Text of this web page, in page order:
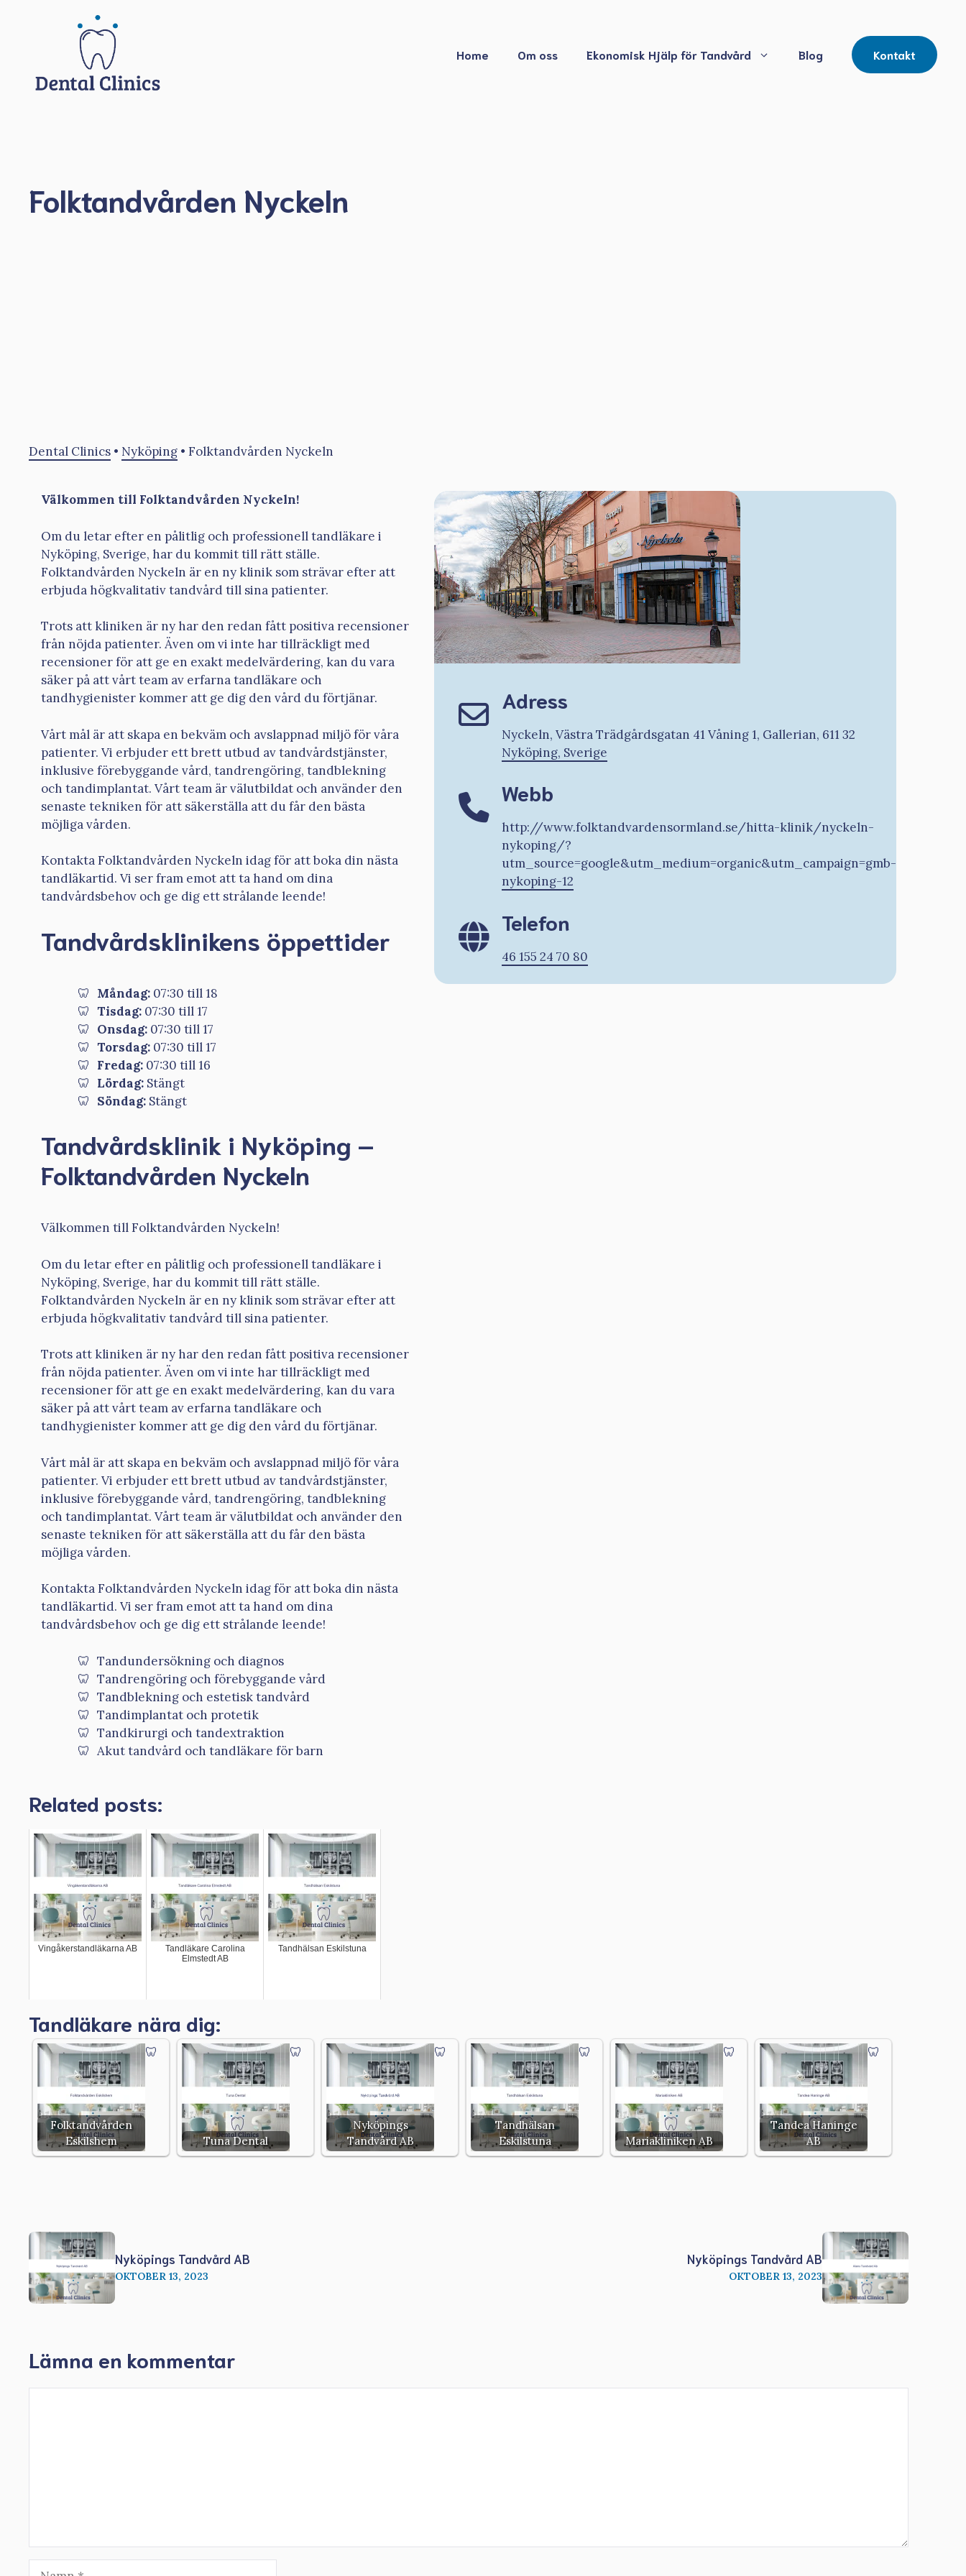
Home Om oss Ekonomisk Hjälp för Tandvård Blog Kontakt
Folktandvården Nyckeln
Dental Clinics • Nyköping • Folktandvården Nyckeln
Välkommen till Folktandvården Nyckeln!
Om du letar efter en pålitlig och professionell tandläkare i
Nyköping, Sverige, har du kommit till rätt ställe.
Folktandvården Nyckeln är en ny klinik som strävar efter att
erbjuda högkvalitativ tandvård till sina patienter.
Trots att kliniken är ny har den redan fått positiva recensioner
från nöjda patienter. Även om vi inte har tillräckligt med
recensioner för att ge en exakt medelvärdering, kan du vara
säker på att vårt team av erfarna tandläkare och
tandhygienister kommer att ge dig den vård du förtjänar.
Vårt mål är att skapa en bekväm och avslappnad miljö för våra
patienter. Vi erbjuder ett brett utbud av tandvårdstjänster,
inklusive förebyggande vård, tandrengöring, tandblekning
och tandimplantat. Vårt team är välutbildat och använder den
senaste tekniken för att säkerställa att du får den bästa
möjliga vården.
Kontakta Folktandvården Nyckeln idag för att boka din nästa
tandläkartid. Vi ser fram emot att ta hand om dina
tandvårdsbehov och ge dig ett strålande leende!
Tandvårdsklinikens öppettider
Måndag: 07:30 till 18
Tisdag: 07:30 till 17
Onsdag: 07:30 till 17
Torsdag: 07:30 till 17
Fredag: 07:30 till 16
Lördag: Stängt
Söndag: Stängt
Tandvårdsklinik i Nyköping –
Folktandvården Nyckeln
Välkommen till Folktandvården Nyckeln!
Om du letar efter en pålitlig och professionell tandläkare i
Nyköping, Sverige, har du kommit till rätt ställe.
Folktandvården Nyckeln är en ny klinik som strävar efter att
erbjuda högkvalitativ tandvård till sina patienter.
Trots att kliniken är ny har den redan fått positiva recensioner
från nöjda patienter. Även om vi inte har tillräckligt med
recensioner för att ge en exakt medelvärdering, kan du vara
säker på att vårt team av erfarna tandläkare och
tandhygienister kommer att ge dig den vård du förtjänar.
Vårt mål är att skapa en bekväm och avslappnad miljö för våra
patienter. Vi erbjuder ett brett utbud av tandvårdstjänster,
inklusive förebyggande vård, tandrengöring, tandblekning
och tandimplantat. Vårt team är välutbildat och använder den
senaste tekniken för att säkerställa att du får den bästa
möjliga vården.
Kontakta Folktandvården Nyckeln idag för att boka din nästa
tandläkartid. Vi ser fram emot att ta hand om dina
tandvårdsbehov och ge dig ett strålande leende!
Tandundersökning och diagnos
Tandrengöring och förebyggande vård
Tandblekning och estetisk tandvård
Tandimplantat och protetik
Tandkirurgi och tandextraktion
Akut tandvård och tandläkare för barn
Adress
Nyckeln, Västra Trädgårdsgatan 41 Våning 1, Gallerian, 611 32
Nyköping, Sverige
Webb
http://www.folktandvardensormland.se/hitta-klinik/nyckeln-
nykoping/?
utm_source=google&utm_medium=organic&utm_campaign=gmb-
nykoping-12
Telefon
46 155 24 70 80
Related posts:
Vingåkerstandläkarna AB
Tandläkare Carolina
Elmstedt AB
Tandhälsan Eskilstuna
Tandläkare nära dig:
Folktandvården
Eskilshem
Tuna Dental
Nyköpings
Tandvård AB
Tandhälsan
Eskilstuna
Mariakliniken AB
Tandea Haninge
AB
Nyköpings Tandvård AB
OKTOBER 13, 2023
Nyköpings Tandvård AB
OKTOBER 13, 2023
Lämna en kommentar
Namn